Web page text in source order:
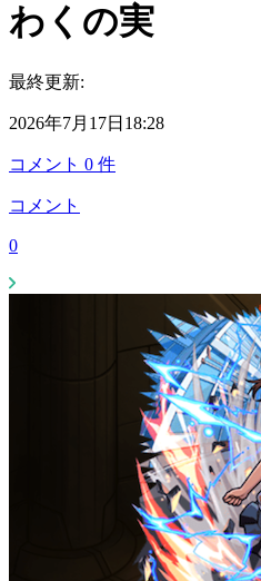
わくの実
最終更新:
2026年7月17日18:28
コメント 0 件
コメント
0